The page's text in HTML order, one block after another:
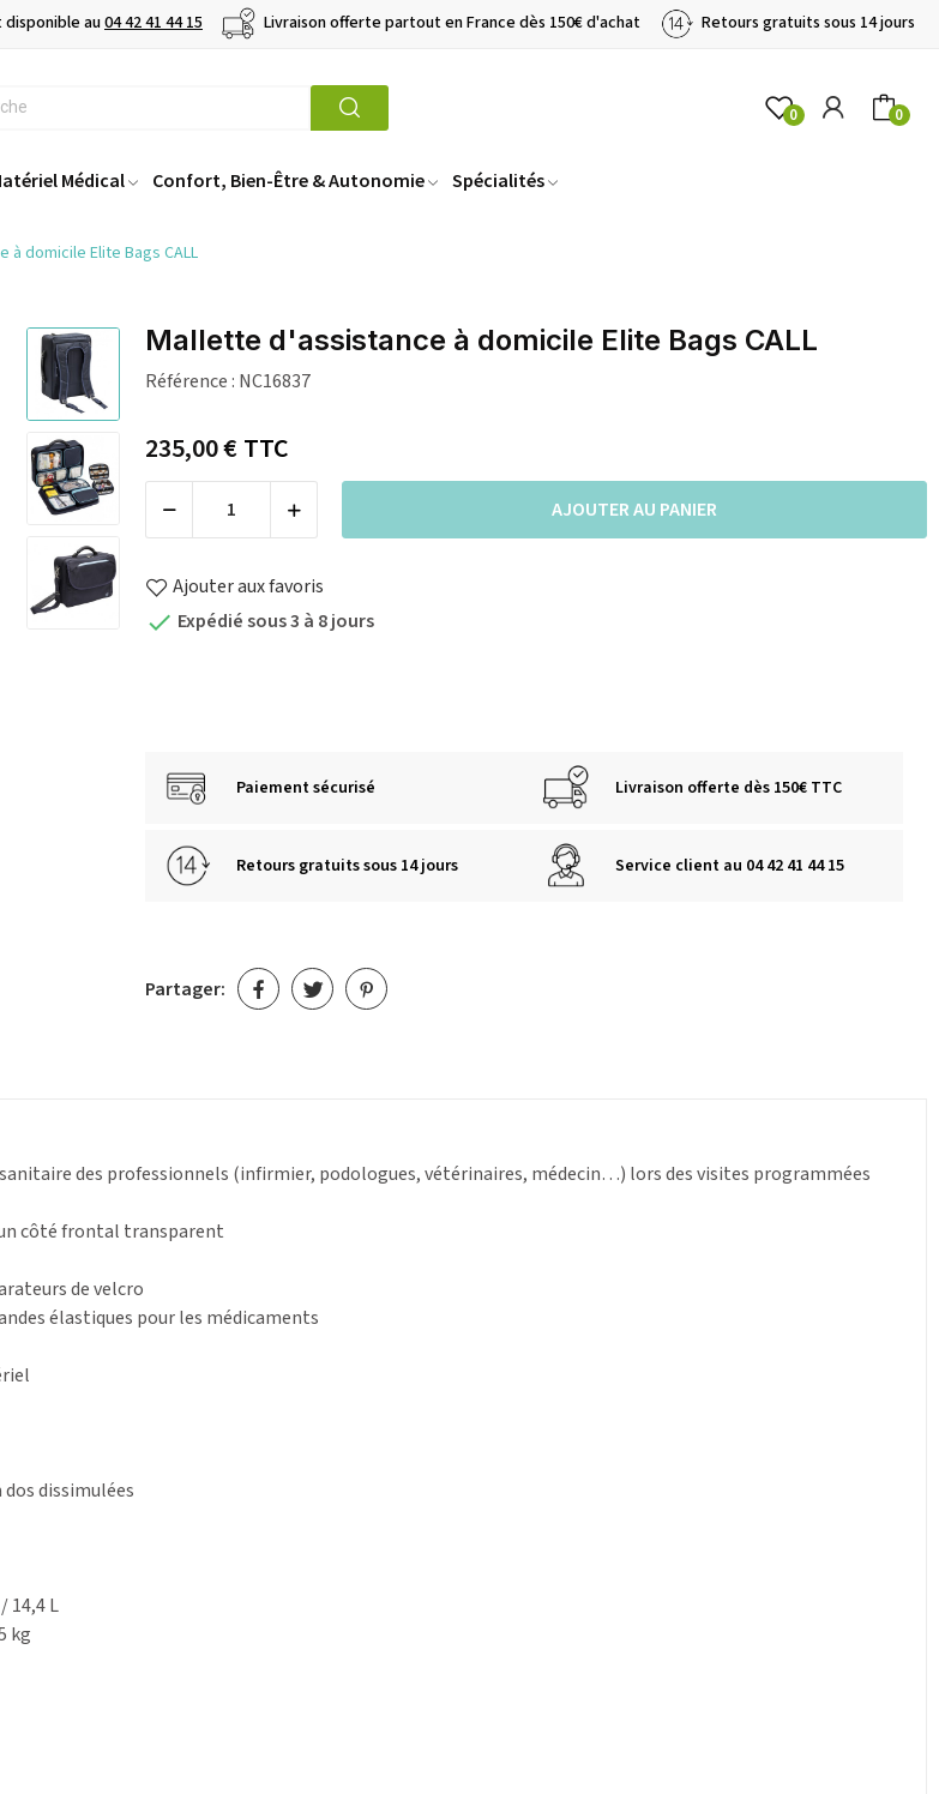
au04 42 41 44 15 Livraison offerte partout en France dès 150€ d'achat Retours gratuits sous 14 jours
0 0
Médical Confort, Bien-Être & Autonomie Spécialités
domicile Elite Bags CALL
Mallette d'assistance à domicile Elite Bags CALL
Référence : NC16837
235,00 €TTC
AJOUTER AU PANIER
Ajouter aux favoris
 Expédié sous 3 à 8 jours
Paiement sécurisé Livraison offerte dès 150€ TTC
Retours gratuits sous 14 jours Service client au 04 42 41 44 15
Partager:
des professionnels (infirmier, podologues, vétérinaires, médecin…) lors des visites programmées
côté frontal transparent
de velcro
élastiques pour les médicaments
dissimulées
14,4 L
kg